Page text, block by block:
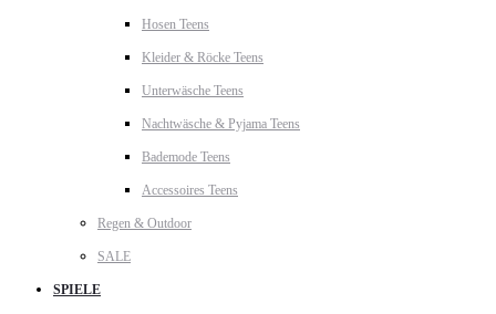
Hosen Teens
Kleider & Röcke Teens
Unterwäsche Teens
Nachtwäsche & Pyjama Teens
Bademode Teens
Accessoires Teens
Regen & Outdoor
SALE
SPIELE